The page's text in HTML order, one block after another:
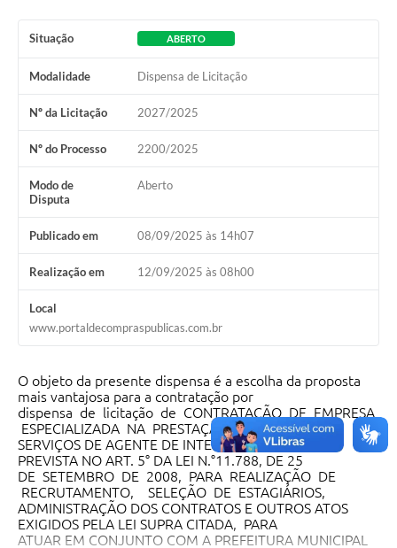
Situação ABERTO
Modalidade Dispensa de Licitação
Nº da Licitação 2027/2025
Nº do Processo 2200/2025
Modo de
Disputa
Aberto
Publicado em 08/09/2025 às 14h07
Realização em 12/09/2025 às 08h00
Local
www.portaldecompraspublicas.com.br
O objeto da presente dispensa é a escolha da proposta
mais vantajosa para a contratação por
dispensa de licitação de CONTRATAÇÃO DE EMPRESA
ESPECIALIZADA NA PRESTAÇÃO DE
SERVIÇOS DE AGENTE DE INTEGRAÇÃO QUE ESTÁ
PREVISTA NO ART. 5° DA LEI N.°11.788, DE 25
DE SETEMBRO DE 2008, PARA REALIZAÇÃO DE
RECRUTAMENTO, SELEÇÃO DE ESTAGIÁRIOS,
ADMINISTRAÇÃO DOS CONTRATOS E OUTROS ATOS
EXIGIDOS PELA LEI SUPRA CITADA, PARA
ATUAR EM CONJUNTO COM A PREFEITURA MUNICIPAL